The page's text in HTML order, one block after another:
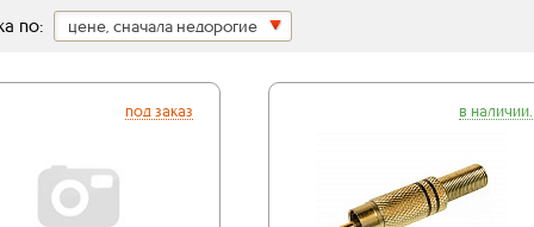
по: цене, сначала недорогие
под заказ в наличии.